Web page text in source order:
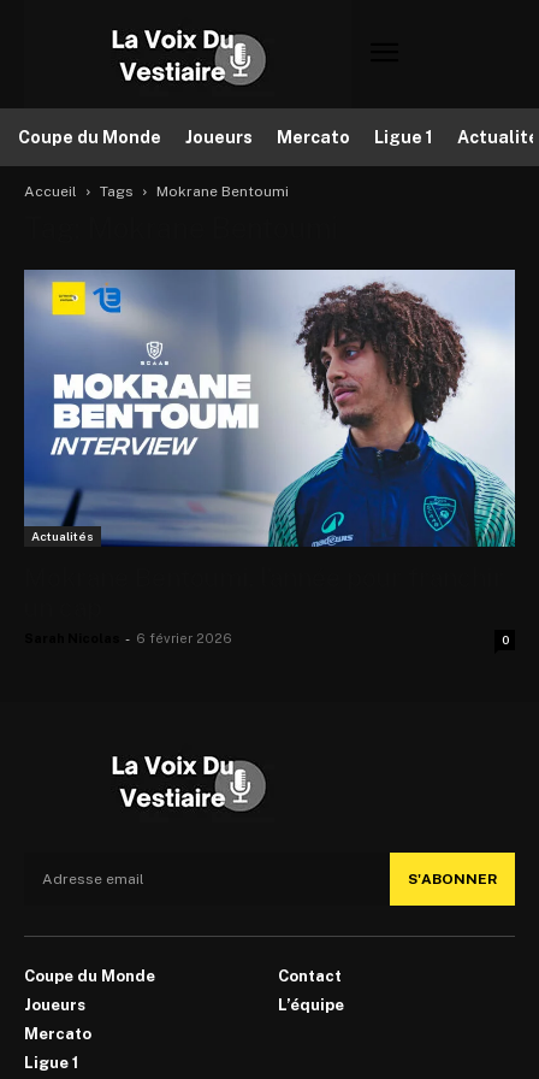
Coupe du Monde Joueurs Mercato Ligue 1
Accueil Tags Mokrane Bentoumi
Actualités
- 6 février 2026 0
S'ABONNER
Coupe du Monde
Joueurs
Mercato
Ligue 1
Contact
L’équipe